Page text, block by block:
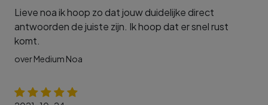
Lieve noa ik hoop zo dat jouw duidelijke direct
antwoorden de juiste zijn. Ik hoop dat er snel rust
komt.
over Medium Noa